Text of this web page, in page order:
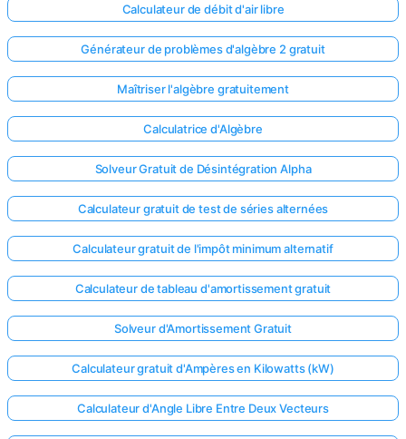
Calculateur de débit d'air libre
Générateur de problèmes d'algèbre 2 gratuit
Maîtriser l'algèbre gratuitement
Calculatrice d'Algèbre
Solveur Gratuit de Désintégration Alpha
Calculateur gratuit de test de séries alternées
Calculateur gratuit de l'impôt minimum alternatif
Calculateur de tableau d'amortissement gratuit
Solveur d'Amortissement Gratuit
Calculateur gratuit d'Ampères en Kilowatts (kW)
Calculateur d'Angle Libre Entre Deux Vecteurs